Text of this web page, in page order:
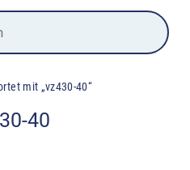
mit „vz430-40“
40